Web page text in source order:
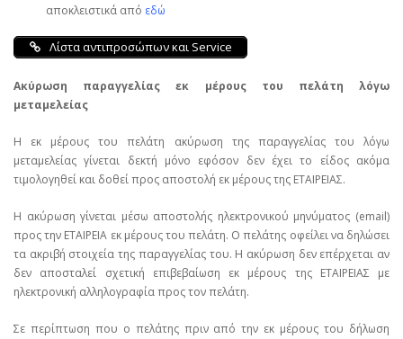
αποκλειστικά από εδώ
Λίστα αντιπροσώπων και Service
Ακύρωση παραγγελίας εκ μέρους του πελάτη λόγω
μεταμελείας
Η εκ μέρους του πελάτη ακύρωση της παραγγελίας του λόγω
μεταμελείας γίνεται δεκτή μόνο εφόσον δεν έχει το είδος ακόμα
τιμολογηθεί και δοθεί προς αποστολή εκ μέρους της ΕΤΑΙΡΕΙΑΣ.
Η ακύρωση γίνεται μέσω αποστολής ηλεκτρονικού μηνύματος (email)
προς την ΕΤΑΙΡΕΙΑ εκ μέρους του πελάτη. Ο πελάτης οφείλει να δηλώσει
τα ακριβή στοιχεία της παραγγελίας του. Η ακύρωση δεν επέρχεται αν
δεν αποσταλεί σχετική επιβεβαίωση εκ μέρους της ΕΤΑΙΡΕΙΑΣ με
ηλεκτρονική αλληλογραφία προς τον πελάτη.
Σε περίπτωση που ο πελάτης πριν από την εκ μέρους του δήλωση